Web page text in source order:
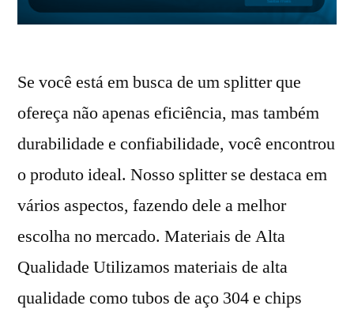
Se você está em busca de um splitter que
ofereça não apenas eficiência, mas também
durabilidade e confiabilidade, você encontrou
o produto ideal. Nosso splitter se destaca em
vários aspectos, fazendo dele a melhor
escolha no mercado. Materiais de Alta
Qualidade Utilizamos materiais de alta
qualidade como tubos de aço 304 e chips